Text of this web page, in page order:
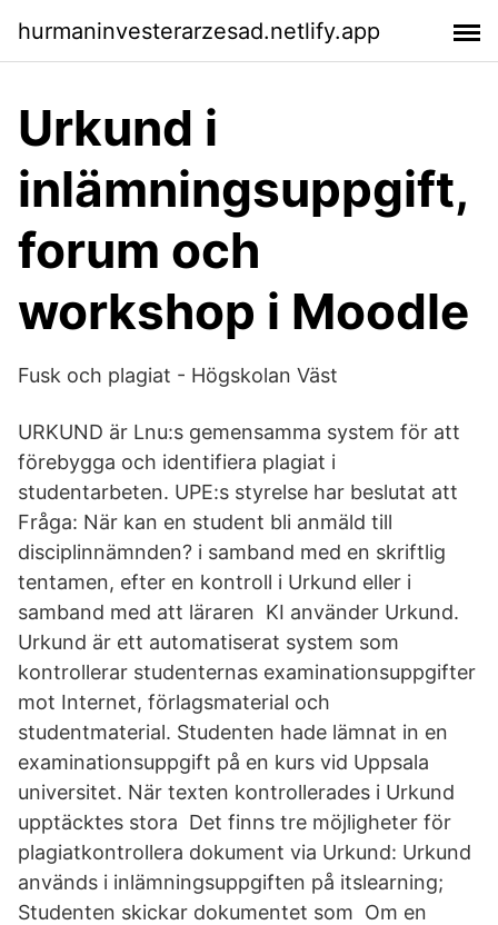
hurmaninvesterarzesad.netlify.app
Urkund i
inlämningsuppgift,
forum och
workshop i Moodle
Fusk och plagiat - Högskolan Väst
URKUND är Lnu:s gemensamma system för att
förebygga och identifiera plagiat i
studentarbeten. UPE:s styrelse har beslutat att
Fråga: När kan en student bli anmäld till
disciplinnämnden? i samband med en skriftlig
tentamen, efter en kontroll i Urkund eller i
samband med att läraren KI använder Urkund.
Urkund är ett automatiserat system som
kontrollerar studenternas examinationsuppgifter
mot Internet, förlagsmaterial och
studentmaterial. Studenten hade lämnat in en
examinationsuppgift på en kurs vid Uppsala
universitet. När texten kontrollerades i Urkund
upptäcktes stora Det finns tre möjligheter för
plagiatkontrollera dokument via Urkund: Urkund
används i inlämningsuppgiften på itslearning;
Studenten skickar dokumentet som Om en